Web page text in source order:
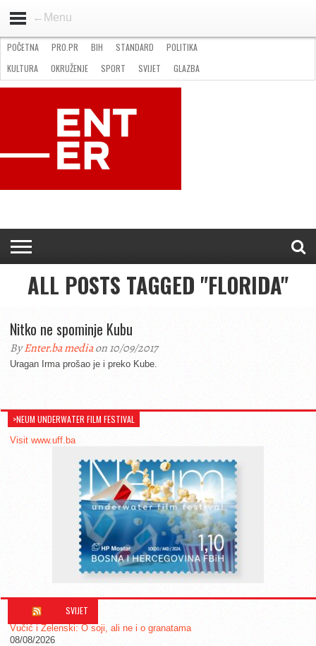
←Menu
STANDARD
GOSPODARSTVO
OKRUŽENJE
POČETNA PRO.PR BIH STANDARD
POLITIKA
KULTURA
OKRUŽENJE SPORT SVIJET
GLAZBA
NATJEČAJI
FILMING LOCATION IN BH KONTAKT
ALL POSTS TAGGED "FLORIDA"
Nitko ne spominje Kubu
ByEnter.ba mediaon 10/09/2017
Uragan Irma prošao je i preko Kube.
>NEUM UNDERWATER FILM FESTIVAL
Visit www.uff.ba
SVIJET
Vučić i Zelenski: O soji, ali ne i o granatama
08/08/2026